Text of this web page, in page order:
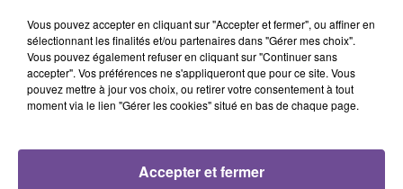
souhaitez l'afficher, merci de nous donner votre accord
en cliquant sur le bouton ci-dessous.
Afficher l'élément
Vous pouvez accepter en cliquant sur "Accepter et fermer", ou affiner en
sélectionnant les finalités et/ou partenaires dans "Gérer mes choix".
Vous pouvez également refuser en cliquant sur "Continuer sans
accepter". Vos préférences ne s'appliqueront que pour ce site. Vous
pouvez mettre à jour vos choix, ou retirer votre consentement à tout
moment via le lien "Gérer les cookies" situé en bas de chaque page.
Accepter et fermer